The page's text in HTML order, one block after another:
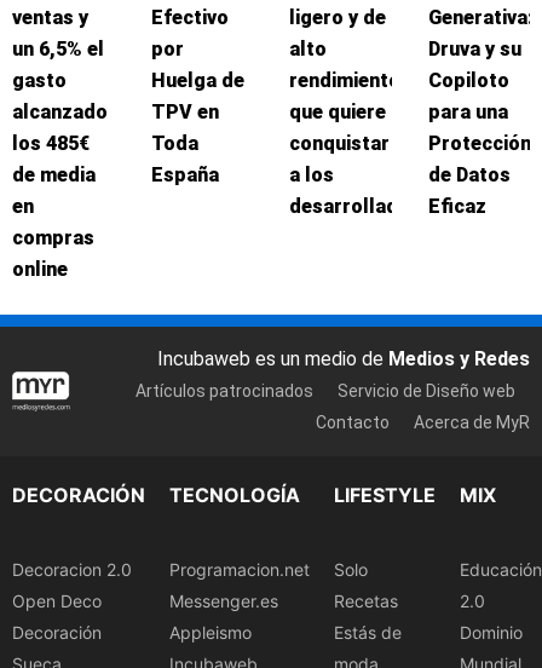
ventas y
un 6,5% el
gasto
alcanzado
los 485€
de media
en
compras
online
Efectivo
por
Huelga de
TPV en
Toda
España
ligero y de
alto
rendimiento
que quiere
conquistar
a los
desarrolladores
Generativa:
Druva y su
Copiloto
para una
Protección
de Datos
Eficaz
Incubaweb es un medio de Medios y Redes
Artículos patrocinados
Servicio de Diseño web
Contacto
Acerca de MyR
DECORACIÓN
Decoracion 2.0
Open Deco
Decoración
Sueca
TECNOLOGÍA
Programacion.net
Messenger.es
Appleismo
Incubaweb
LIFESTYLE
Solo
Recetas
Estás de
moda
MIX
Educación
2.0
Dominio
Mundial